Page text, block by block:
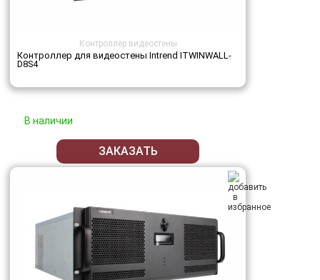
Контроллер видеостены
Контроллер для видеостены Intrend ITWINWALL-
D8S4
В наличии
ЗАКАЗАТЬ